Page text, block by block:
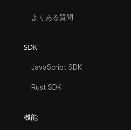
よくある質問
SDK
JavaScript SDK
Rust SDK
機能